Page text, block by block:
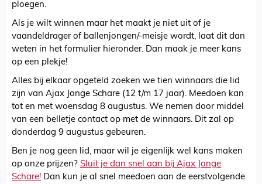
ploegen.
Als je wilt winnen maar het maakt je niet uit of je
vaandeldrager of ballenjongen/-meisje wordt, laat dit dan
weten in het formulier hieronder. Dan maak je meer kans
op een plekje!
Alles bij elkaar opgeteld zoeken we tien winnaars die lid
zijn van Ajax Jonge Schare (12 t/m 17 jaar). Meedoen kan
tot en met woensdag 8 augustus. We nemen door middel
van een belletje contact op met de winnaars. Dit zal op
donderdag 9 augustus gebeuren.
Ben je nog geen lid, maar wil je eigenlijk wel kans maken
op onze prijzen? Sluit je dan snel aan bij Ajax Jonge
Schare! Dan kun je al snel meedoen aan de eerstvolgende